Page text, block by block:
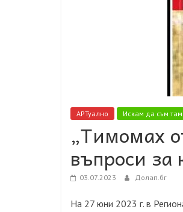
АРТуално Искам да съм там
„Тимомах
въпроси за
03.07.2023 Долап.бг
На 27 юни 2023 г. в